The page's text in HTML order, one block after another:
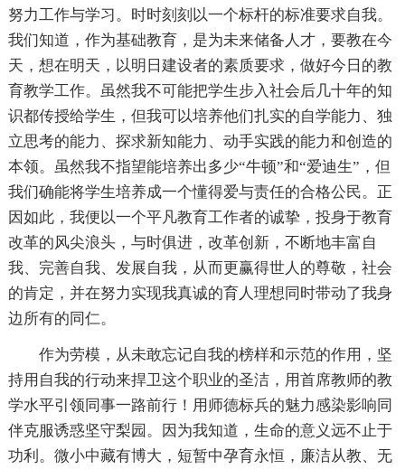
努力工作与学习。时时刻刻以一个标杆的标准要求自我。
我们知道，作为基础教育，是为未来储备人才，要教在今
天，想在明天，以明日建设者的素质要求，做好今日的教
育教学工作。虽然我不可能把学生步入社会后几十年的知
识都传授给学生，但我可以培养他们扎实的自学能力、独
立思考的能力、探求新知能力、动手实践的能力和创造的
本领。虽然我不指望能培养出多少“牛顿”和“爱迪生”，但
我们确能将学生培养成一个懂得爱与责任的合格公民。正
因如此，我便以一个平凡教育工作者的诚挚，投身于教育
改革的风尖浪头，与时俱进，改革创新，不断地丰富自
我、完善自我、发展自我，从而更赢得世人的尊敬，社会
的肯定，并在努力实现我真诚的育人理想同时带动了我身
边所有的同仁。
作为劳模，从未敢忘记自我的榜样和示范的作用，坚
持用自我的行动来捍卫这个职业的圣洁，用首席教师的教
学水平引领同事一路前行！用师德标兵的魅力感染影响同
伴克服诱惑坚守梨园。因为我知道，生命的意义远不止于
功利。微小中藏有博大，短暂中孕育永恒，廉洁从教、无